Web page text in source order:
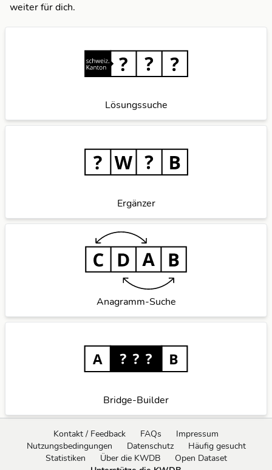
weiter für dich.
Lösungssuche
Ergänzer
Anagramm-Suche
Bridge-Builder
Kontakt / Feedback FAQs
Impressum
Nutzungsbedingungen
Datenschutz
Häufig gesucht
Statistiken
Über die KWDB
Open Dataset